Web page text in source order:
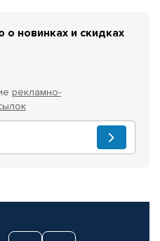
новинках и скидках
рекламно-